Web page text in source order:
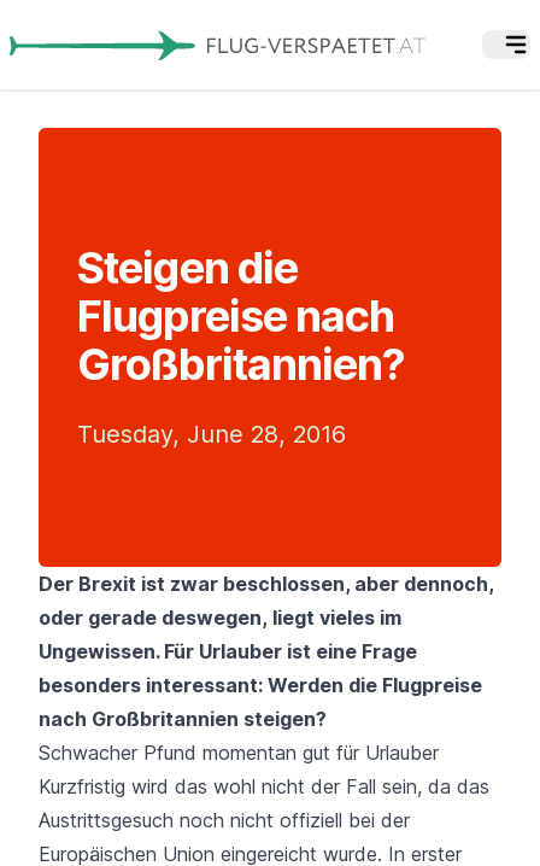
Steigen die
Flugpreise nach
Großbritannien?
Tuesday, June 28, 2016
Der Brexit ist zwar beschlossen, aber dennoch,
oder gerade deswegen, liegt vieles im
Ungewissen. Für Urlauber ist eine Frage
besonders interessant: Werden die Flugpreise
nach Großbritannien steigen?
Schwacher Pfund momentan gut für Urlauber
Kurzfristig wird das wohl nicht der Fall sein, da das
Austrittsgesuch noch nicht offiziell bei der
Europäischen Union eingereicht wurde. In erster